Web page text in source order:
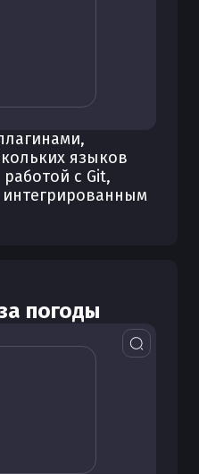
языков
с Git,
погоды